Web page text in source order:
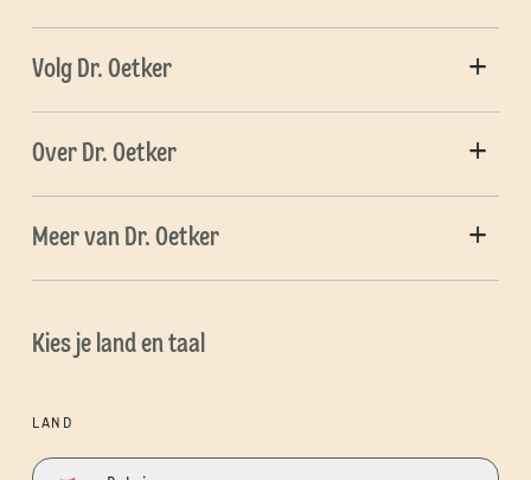
Volg Dr. Oetker
Over Dr. Oetker
Meer van Dr. Oetker
Kies je land en taal
LAND